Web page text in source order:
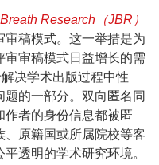
Research（JBR）
稿模式。这一举措是为
审审稿模式日益增长的需
决学术出版过程中性
的一部分。双向匿名同
作者的身份信息都被匿
原籍国或所属院校等客
透明的学术研究环境。